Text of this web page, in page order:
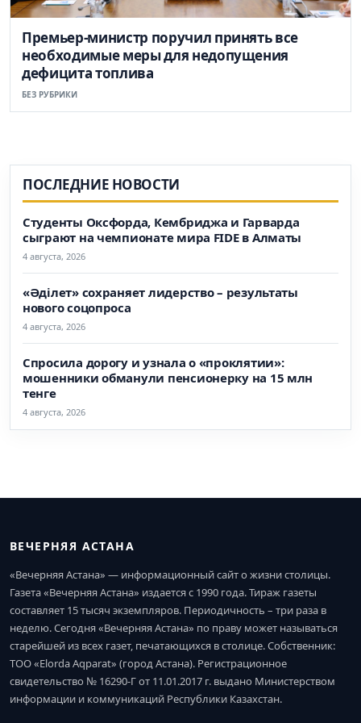
Премьер-министр поручил принять все
необходимые меры для недопущения
дефицита топлива
БЕЗ РУБРИКИ
ПОСЛЕДНИЕ НОВОСТИ
Студенты Оксфорда, Кембриджа и Гарварда
сыграют на чемпионате мира FIDE в Алматы
4 августа, 2026
«Әділет» сохраняет лидерство – результаты
нового соцопроса
4 августа, 2026
Спросила дорогу и узнала о «проклятии»:
мошенники обманули пенсионерку на 15 млн
тенге
4 августа, 2026
ВЕЧЕРНЯЯ АСТАНА
«Вечерняя Астана» — информационный сайт о жизни столицы.
Газета «Вечерняя Астана» издается с 1990 года. Тираж газеты
составляет 15 тысяч экземпляров. Периодичность – три раза в
неделю. Сегодня «Вечерняя Астана» по праву может называться
старейшей из всех газет, печатающихся в столице. Собственник:
ТОО «Elorda Aqparat» (город Астана). Регистрационное
свидетельство № 16290-Г от 11.01.2017 г. выдано Министерством
информации и коммуникаций Республики Казахстан.